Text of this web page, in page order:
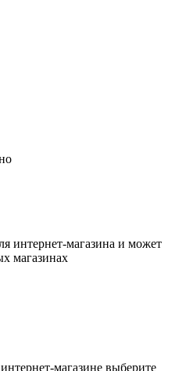
интернет-магазина и может
магазинах
магазине выберите